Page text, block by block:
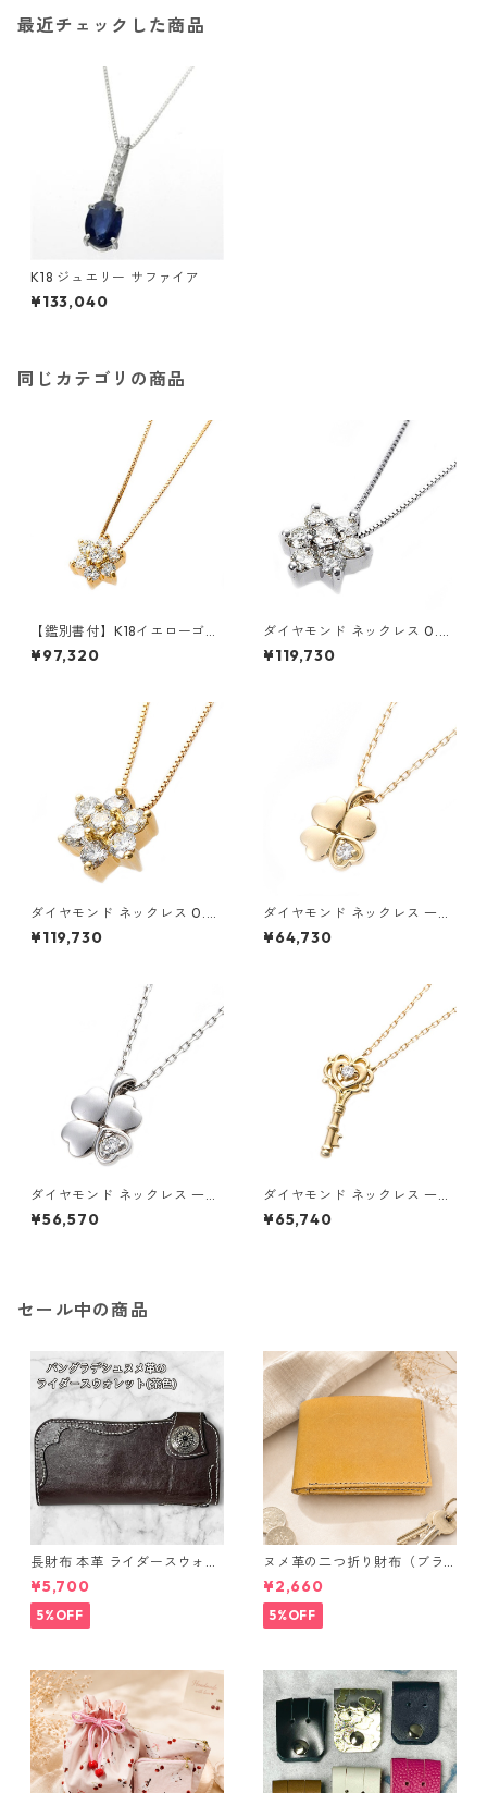
最近チェックした商品
K18 ジュエリー サファイア
¥133,040
同じカテゴリの商品
【鑑別書付】K18イエローゴー
ルド 天然ダイヤネックレス ダ
イヤモンドペンダント/ネック
¥97,320
ダイヤモンド ネックレス 0.3c
t K18 ホワイトゴールド 0.3カ
ラット 花 フラワーモチーフ ペ
¥119,730
ダイヤモンド ネックレス 0.3c
t K18 イエローゴールド 0.3カ
ラット 花 フラワーモチーフ ペ
¥119,730
ダイヤモンド ネックレス 一粒
0.014ct K18 イエローゴール
ド 四葉 クローバーモチーフ ペ
¥64,730
ダイヤモンド ネックレス 一粒
0.014ct プラチナ Pt900 四
葉 クローバーモチーフ ペンダ
¥56,570
ダイヤモンド ネックレス 一粒
K18 イエローゴールド 鍵 キー
モチーフ ペンダント 鑑別カー
¥65,740
セール中の商品
長財布 本革 ライダースウォレ
ット 国産 ヌメ革 ブラウン バ
ングラデシュ l175 レザー 革財
布 ハンドメイド 経年変化
¥5,700
5%OFF
ヌメ革の二つ折り財布（ブラ
ウン系）
¥2,660
5%OFF